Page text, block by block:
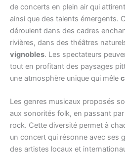
de concerts en plein air qui
ainsi que des talents émergents.
déroulent dans des cadres
rivières, dans des théâtres
vignobles. Les spectateurs
tout en profitant des paysages
une atmosphère unique qui mêle
Les genres musicaux proposés
aux sonorités folk, en passant
rock. Cette diversité permet à
un concert qui résonne avec ses
des artistes locaux et